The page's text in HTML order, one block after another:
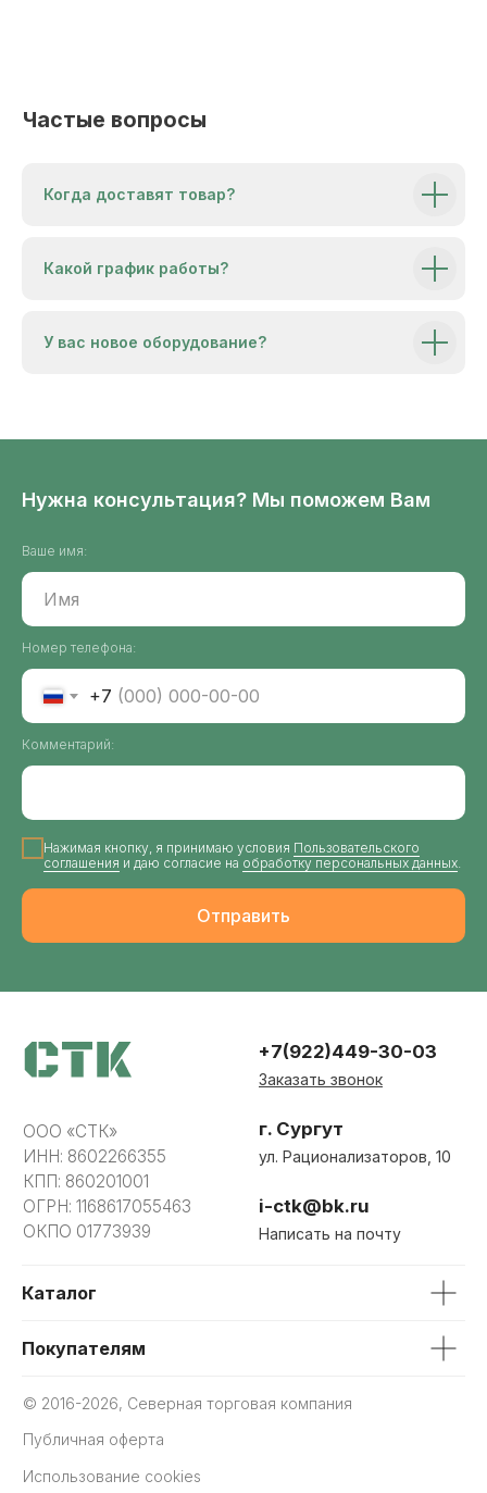
Когда доставят товар?
Какой график работы?
У вас новое оборудование?
Нужна консультация? Мы поможем Вам
Ваше имя:
Номер телефона:
+7
Комментарий:
Нажимая кнопку, я принимаю условия Пользовательского
соглашения и даю согласие на обработку персональных данных
Отправить
+7(922)449-30-03
Каталог
Покупателям
© 2016- 2026
Использование cookies
Публичная оферта
Политика конфиденциальности
Разработка сайта